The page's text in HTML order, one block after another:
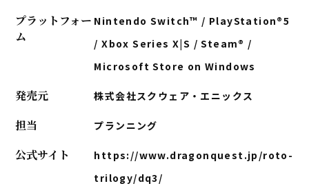
プラットフォー
ム
Nintendo Switch™ / PlayStation®5
/ Xbox Series X|S / Steam® /
Microsoft Store on Windows
発売元 株式会社スクウェア・エニックス
担当 プランニング
公式サイト
https://www.dragonquest.jp/roto-
trilogy/dq3/